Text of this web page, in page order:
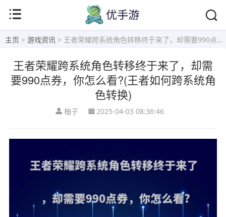
主页 > 游戏资讯 > 王者荣耀跨系统角色转移终于来了，却需要990点券，你怎么看?(王者如何跨系统角色转换)
王者荣耀跨系统角色转移终于来了，却需
要990点券，你怎么看?(王者如何跨系统角
色转换)
柚子 2025-04-03 08:36:46